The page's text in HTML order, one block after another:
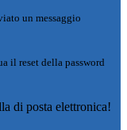
un messaggio
il reset della password
di posta elettronica!